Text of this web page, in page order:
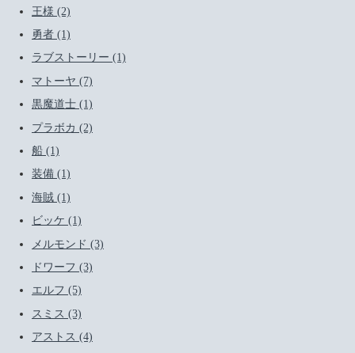
王様 (2)
勇者 (1)
ラブストーリー (1)
マトーヤ (7)
黒魔道士 (1)
プラボカ (2)
船 (1)
装備 (1)
海賊 (1)
ビッケ (1)
メルモンド (3)
ドワーフ (3)
エルフ (5)
スミス (3)
アストス (4)